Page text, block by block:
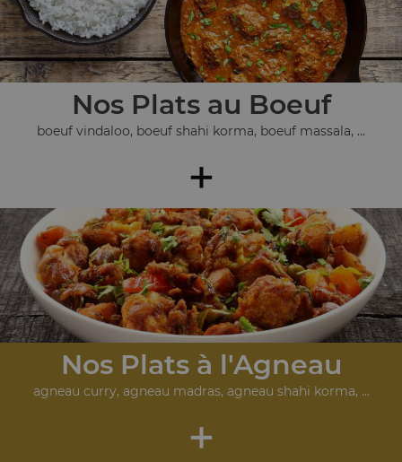
Nos Plats au Boeuf
boeuf vindaloo, boeuf shahi korma, boeuf massala, ...
+
Nos Plats à l'Agneau
agneau curry, agneau madras, agneau shahi korma, ...
+